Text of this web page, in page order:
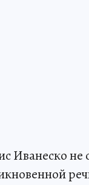
Иванеско не